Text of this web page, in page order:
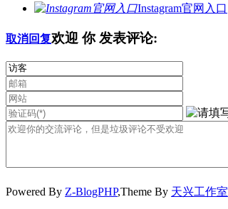
Instagram官网入口
取消回复欢迎 你发表评论:
Powered By Z-BlogPHP,Theme By 天兴工作室